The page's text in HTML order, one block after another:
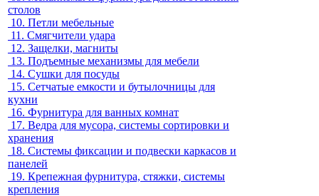
столов
10. Петли мебельные
11. Смягчители удара
12. Защелки, магниты
13. Подъемные механизмы для мебели
14. Сушки для посуды
15. Сетчатые емкости и бутылочницы для
кухни
16. Фурнитура для ванных комнат
17. Ведра для мусора, системы сортировки и
хранения
18. Системы фиксации и подвески каркасов и
панелей
19. Крепежная фурнитура, стяжки, системы
крепления